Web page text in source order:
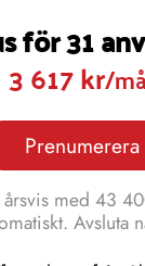
för 31
3 617 kr/
med 43
Avsluta